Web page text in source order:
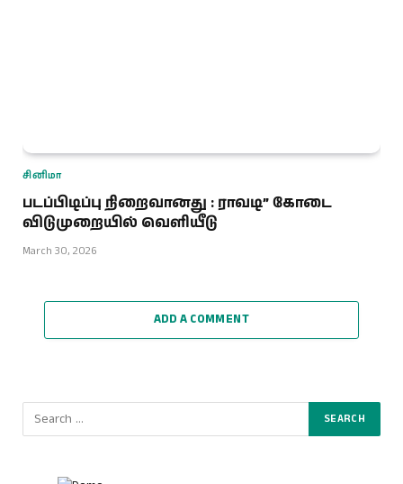
சினிமா
படப்பிடிப்பு நிறைவானது : ராவடி” கோடை
விடுமுறையில் வெளியீடு
March 30, 2026
ADD A COMMENT